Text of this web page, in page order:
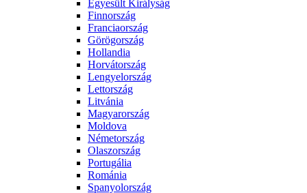
Egyesült Királyság
Finnország
Franciaország
Görögország
Hollandia
Horvátország
Lengyelország
Lettország
Litvánia
Magyarország
Moldova
Németország
Olaszország
Portugália
Románia
Spanyolország